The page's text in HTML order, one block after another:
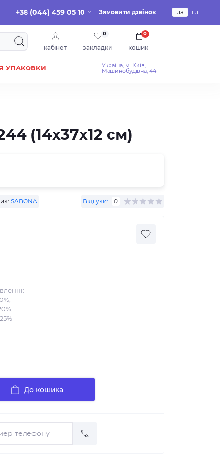
+38 (044) 459 05 10 Замовити дзвінок ua ru
кабінет закладки
0
кошик
0
УПАКОВКИ
Україна, м. Київ,
Машинобудівна, 44
(14x37x12 см)
SABONA Відгуки: 0
До кошика